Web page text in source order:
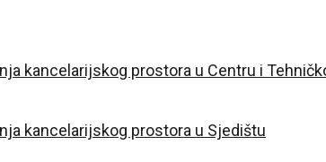
kancelarijskog prostora u Centru i
kancelarijskog prostora u Sjedištu